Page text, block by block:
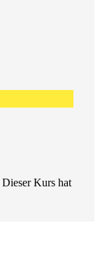
Dieser Kurs hat